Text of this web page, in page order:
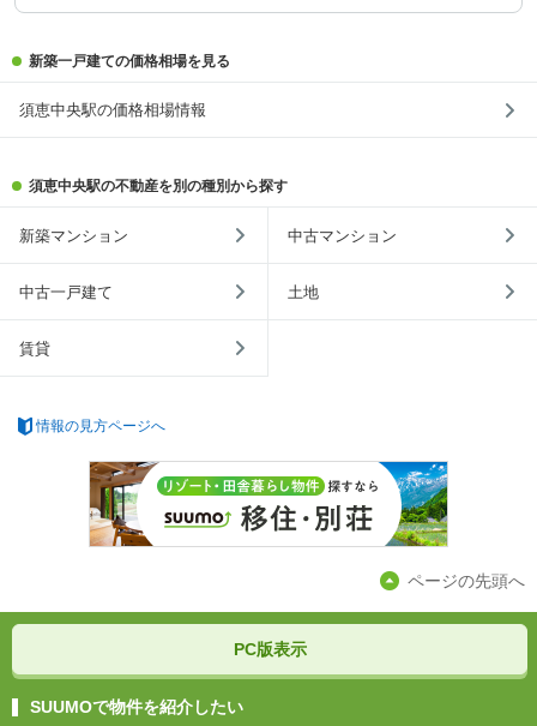
新築一戸建ての価格相場を見る
須恵中央駅の価格相場情報
須恵中央駅の不動産を別の種別から探す
新築マンション 中古マンション
中古一戸建て 土地
賃貸
情報の見方ページへ
ページの先頭へ
PC版表示
SUUMOで物件を紹介したい